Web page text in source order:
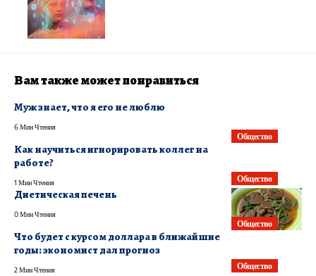
Вам также может понравиться
Общество
Муж знает, что я его не люблю
6 Мин Чтения
Общество
Как научиться игнорировать коллег на
работе?
1 Мин Чтения
Общество
Диетическая печень
0 Мин Чтения
Общество
Что будет с курсом доллара в ближайшие
годы: экономист дал прогноз
2 Мин Чтения